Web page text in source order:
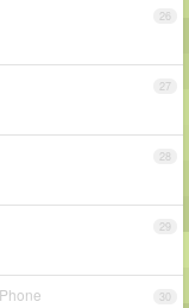
26
27
28
29
30